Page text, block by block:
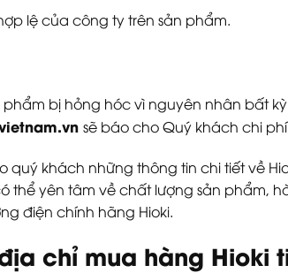
lệ của công ty trên sản phẩm.
bị hỏng hóc vì nguyên nhân bất
sẽ báo cho Quý khách chi
khách những thông tin chi tiết về
thể yên tâm về chất lượng sản phẩm,
điện chính hãng Hioki.
chỉ mua hàng Hioki